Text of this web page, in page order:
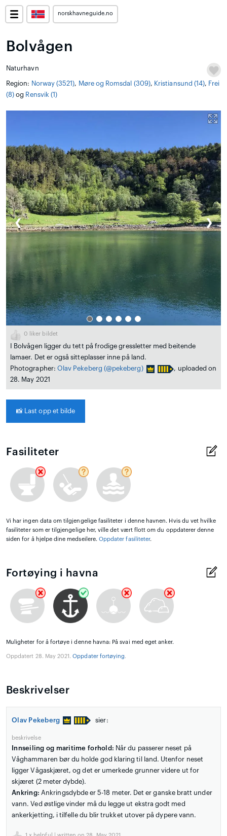
norskhavneguide.no
Bolvågen
Naturhavn
Region: Norway (3521), Møre og Romsdal (309), Kristiansund (14), Frei
(8) og Rensvik (1)
❮ ❯
0 liker bildet
I Bolvågen ligger du tett på frodige gressletter med beitende
lamaer. Det er også sitteplasser inne på land.
Photographer: Olav Pekeberg (@pekeberg)
, uploaded on
28. May 2021
📸 Last opp et bilde
Fasiliteter
Vi har ingen data om tilgjengelige fasiliteter i denne havnen. Hvis du vet hvilke
fasiliteter som er tilgjengelige her, ville det vært flott om du oppdaterer denne
siden for å hjelpe dine medseilere. Oppdater fasiliteter.
Fortøying i havna
Muligheter for å fortøye i denne havna: På svai med eget anker.
Oppdatert 28. May 2021.Oppdater fortøying.
Beskrivelser
Olav Pekeberg sier:
beskrivelse
Innseiling og maritime forhold: Når du passerer neset på
Våghammaren bør du holde god klaring til land. Utenfor neset
ligger Vågaskjæret, og det er umerkede grunner videre ut for
skjæret (2 meter dybde).
Ankring: Ankringsdybde er 5-18 meter. Det er ganske bratt under
vann. Ved østlige vinder må du legge ut ekstra godt med
ankerkjetting, i tilfelle du blir trukket utover på dypere vann.